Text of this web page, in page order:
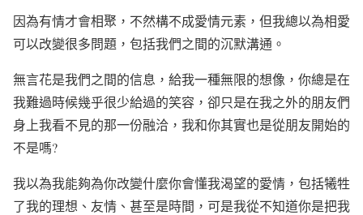
因為有情才會相聚，不然構不成愛情元素，但我總以為相愛
可以改變很多問題，包括我們之間的沉默溝通。
無言花是我們之間的信息，給我一種無限的想像，你總是在
我難過時候幾乎很少給過的笑容，卻只是在我之外的朋友們
身上我看不見的那一份融洽，我和你其實也是從朋友開始的
不是嗎?
我以為我能夠為你改變什麼你會懂我渴望的愛情，包括犧牲
了我的理想、友情、甚至是時間，可是我從不知道你是把我